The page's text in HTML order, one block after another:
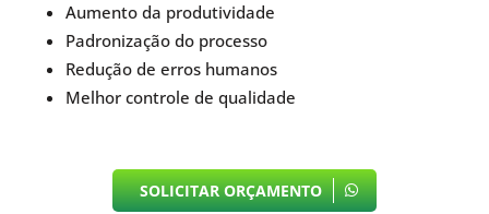
Aumento da produtividade
Padronização do processo
Redução de erros humanos
Melhor controle de qualidade
SOLICITAR ORÇAMENTO